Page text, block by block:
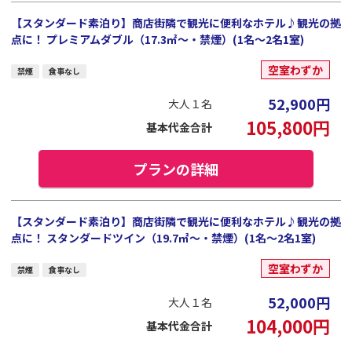
【スタンダード素泊り】商店街隣で観光に便利なホテル♪観光の拠
点に！ プレミアムダブル（17.3㎡～・禁煙）(1名～2名1室)
禁煙 食事なし 空室わずか
大人１名 52,900円
基本代金合計 105,800円
プランの詳細
【スタンダード素泊り】商店街隣で観光に便利なホテル♪観光の拠
点に！ スタンダードツイン（19.7㎡～・禁煙）(1名～2名1室)
禁煙 食事なし 空室わずか
大人１名 52,000円
基本代金合計 104,000円